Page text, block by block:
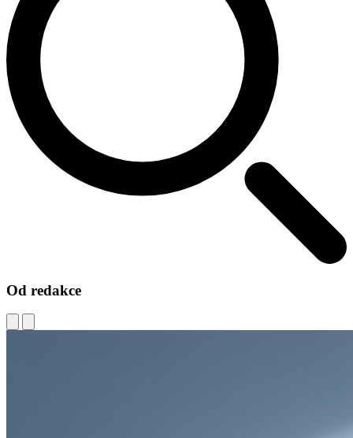
Od redakce